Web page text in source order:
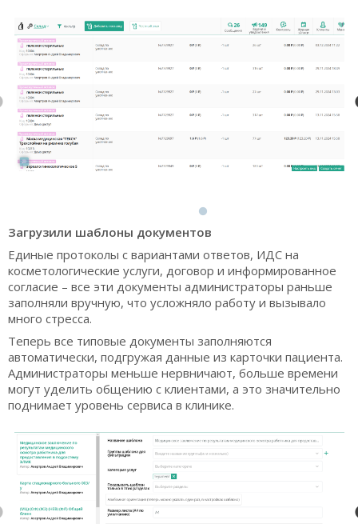
Загрузили шаблоны документов
Единые протоколы с вариантами ответов, ИДС на
косметологические услуги, договор и информированное
согласие – все эти документы администраторы раньше
заполняли вручную, что усложняло работу и вызывало
много стресса.
Теперь все типовые документы заполняются
автоматически, подгружая данные из карточки пациента.
Администраторы меньше нервничают, больше времени
могут уделить общению с клиентами, а это значительно
поднимает уровень сервиса в клинике.